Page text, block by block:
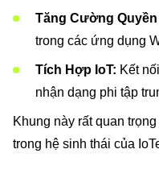
Tăng Cường
trong các ứng dụng
Tích Hợp IoT: Kết
nhận dạng phi tập
Khung này rất quan
trong hệ sinh thái của